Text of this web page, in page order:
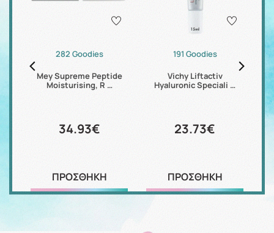
282 Goodies
Mey Supreme Peptide
Moisturising, R …
34.93€
ΠΡΟΣΘΗΚΗ
191 Goodies
Vichy Liftactiv
Hyaluronic Speciali …
23.73€
ΠΡΟΣΘΗΚΗ